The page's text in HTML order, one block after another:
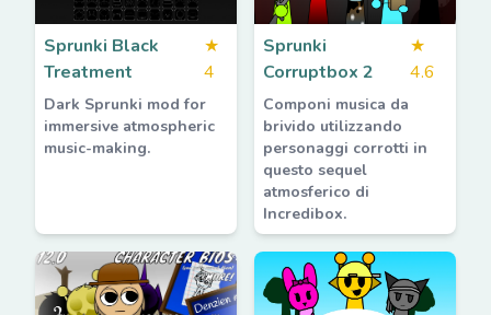
Sprunki Black
Treatment
★
4
Dark Sprunki mod for
immersive atmospheric
music-making.
Sprunki
Corruptbox 2
★
4.6
Componi musica da
brivido utilizzando
personaggi corrotti in
questo sequel
atmosferico di
Incredibox.